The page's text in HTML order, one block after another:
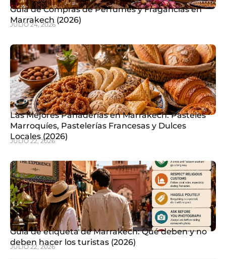
Guía de Compras de Perfumes y Fragancias en
Marrakech (2026)
JULIO 24, 2026
Las Mejores Panaderías en Marrakech: Pasteles
Marroquíes, Pastelerías Francesas y Dulces
Locales (2026)
JULIO 22, 2026
Guía de etiqueta de Marrakech: Qué deben y no
deben hacer los turistas (2026)
JULIO 22, 2026